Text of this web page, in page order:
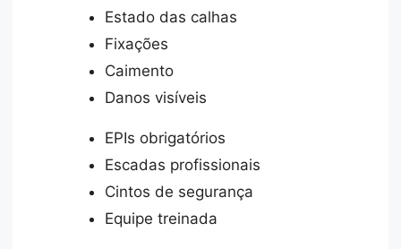
Estado das calhas
Fixações
Caimento
Danos visíveis
EPIs obrigatórios
Escadas profissionais
Cintos de segurança
Equipe treinada